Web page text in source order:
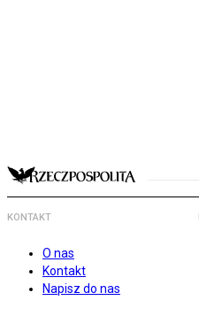
KONTAKT
O nas
Kontakt
Napisz do nas